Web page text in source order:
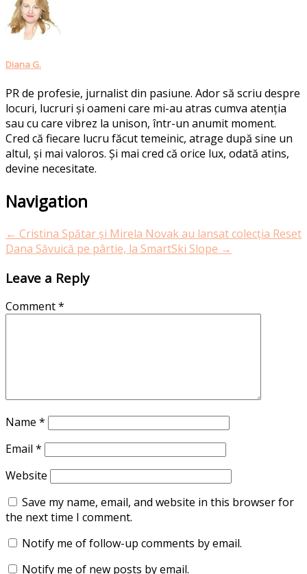
Diana G.
PR de profesie, jurnalist din pasiune. Ador să scriu despre
locuri, lucruri și oameni care mi-au atras cumva atenția
sau cu care vibrez la unison, într-un anumit moment.
Cred că fiecare lucru făcut temeinic, atrage după sine un
altul, și mai valoros. Și mai cred că orice lux, odată atins,
devine necesitate.
Post
Navigation
← Cristina Spătar și Mirela Novak au lansat colecția Reset
Dana Săvuică pe pârtie, la SmartSki Slope →
Leave a Reply
Comment*
Name *
Email *
Website
Save my name, email, and website in this browser for
the next time I comment.
Notify me of follow-up comments by email.
Notify me of new posts by email.